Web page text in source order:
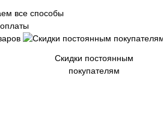
все способы
оплаты
Скидки постоянным
покупателям